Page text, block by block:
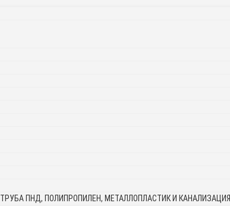
ТРУБА ПНД, ПОЛИПРОПИЛЕН, МЕТАЛЛОПЛАСТИК И КАНАЛИЗАЦИЯ